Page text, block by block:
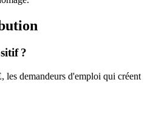
?
les demandeurs d'emploi qui créent